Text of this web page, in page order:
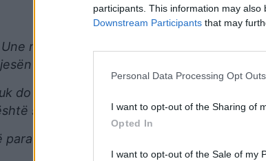
participants. This information may
Downstream Participants that may
Personal Data Processing Opt Outs
I want to opt-out of the Sharing of
Opted In
I want to opt-out of the Sale of my
nuk e di. Kur vendosni para në bankën
tjetër të jetës tuaj, a është kjo siguri?
do të sëmuresh, nuk mund të goditesh
siguri?
nga kjo?”